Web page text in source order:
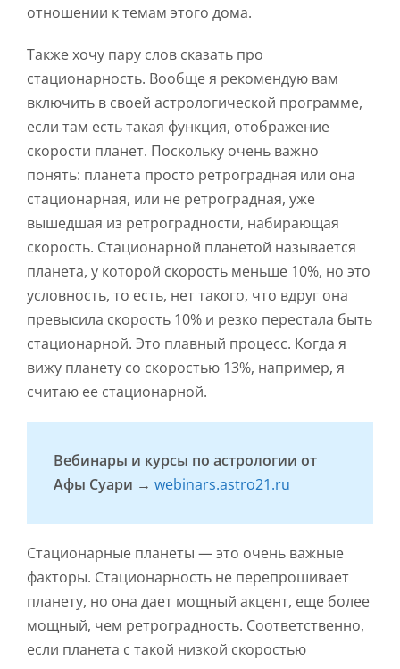
отношении к темам этого дома.
Также хочу пару слов сказать про
стационарность. Вообще я рекомендую вам
включить в своей астрологической программе,
если там есть такая функция, отображение
скорости планет. Поскольку очень важно
понять: планета просто ретроградная или она
стационарная, или не ретроградная, уже
вышедшая из ретроградности, набирающая
скорость. Стационарной планетой называется
планета, у которой скорость меньше 10%, но это
условность, то есть, нет такого, что вдруг она
превысила скорость 10% и резко перестала быть
стационарной. Это плавный процесс. Когда я
вижу планету со скоростью 13%, например, я
считаю ее стационарной.
Вебинары и курсы по астрологии от
Афы Суари → webinars.astro21.ru
Стационарные планеты — это очень важные
факторы. Стационарность не перепрошивает
планету, но она дает мощный акцент, еще более
мощный, чем ретроградность. Соответственно,
если планета с такой низкой скоростью